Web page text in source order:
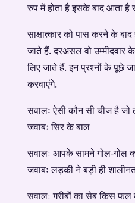
रुप में होता है इसके बाद आता है
साक्षात्कार को पास करने के
जाते हैं. दरअसल वो उम्मीदवार
लिए जाते हैं. इन प्रश्नों के
करवाएंगे.
सवालः ऐसी कौन सी चीज है
जवाबः सिर के बाल
सवालः आपके सामने गोल-गोल
जवाबः लड़की ने बड़ी ही
सवालः गरीबों का सेब किस फल